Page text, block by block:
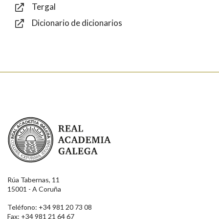
Tergal
Dicionario de dicionarios
Real Academia Galega
Rúa Tabernas, 11
15001 - A Coruña
Teléfono: +34 981 20 73 08
Fax: +34 981 21 64 67